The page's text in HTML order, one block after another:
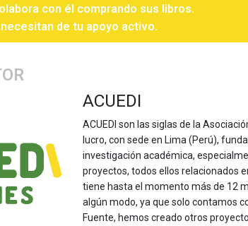
con él comprando sus libros.
de tu apoyo activo.
ACUEDI
ACUEDI son las siglas de la
lucro, con sede en Lima (Perú),
investigación académica,
proyectos, todos ellos relacionados
tiene hasta el momento más de 12
algún modo, ya que solo contamos
Fuente, hemos creado otros